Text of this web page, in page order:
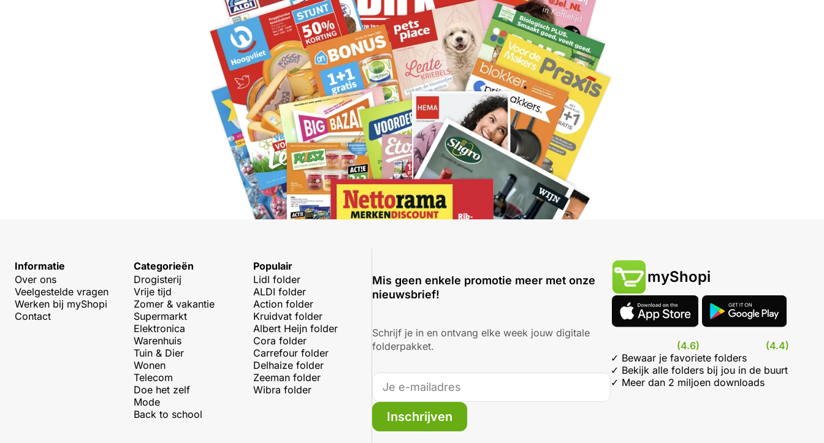
Informatie
Over ons
Veelgestelde vragen
Werken bij myShopi
Contact
Categorieën
Drogisterij
Vrije tijd
Zomer & vakantie
Supermarkt
Elektronica
Warenhuis
Tuin & Dier
Wonen
Telecom
Doe het zelf
Mode
Back to school
Populair
Lidl folder
ALDI folder
Action folder
Kruidvat folder
Albert Heijn folder
Cora folder
Carrefour folder
Delhaize folder
Zeeman folder
Wibra folder
Mis geen enkele promotie meer met onze
nieuwsbrief!
Schrijf je in en ontvang elke week jouw digitale
folderpakket.
Inschrijven
myShopi
(4.6)
(4.4)
✓ Bewaar je favoriete folders
✓ Bekijk alle folders bij jou in de buurt
✓ Meer dan 2 miljoen downloads